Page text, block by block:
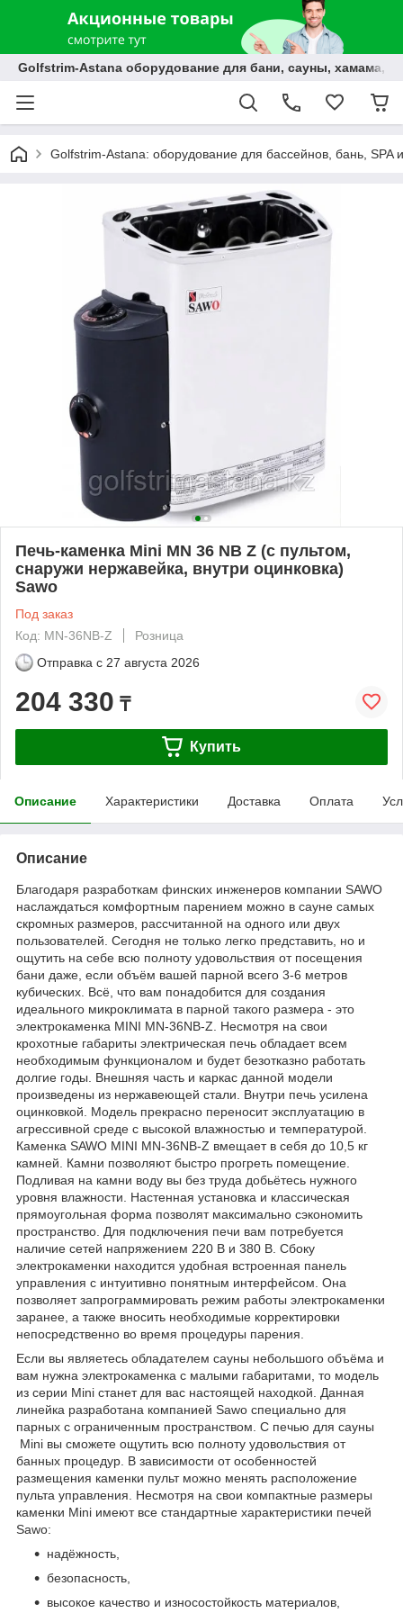
Golfstrim-Astana оборудование для бани, сауны, хамама,
Golfstrim-Astana: оборудование для бассейнов, бань, SPA
Печь-каменка Mini MN 36 NB Z (с пультом,
снаружи нержавейка, внутри оцинковка)
Sawo
Под заказ
Код: MN-36NB-Z
Розница
Отправка с 27 августа 2026
204 330 ₸
Купить
Описание Характеристики Доставка Оплата
Описание
Благодаря разработкам финских инженеров компании SAWO
наслаждаться комфортным парением можно в сауне самых
скромных размеров, рассчитанной на одного или двух
пользователей. Сегодня не только легко представить, но и
ощутить на себе всю полноту удовольствия от посещения
бани даже, если объём вашей парной всего 3-6 метров
кубических. Всё, что вам понадобится для создания
идеального микроклимата в парной такого размера - это
электрокаменка MINI MN-36NB-Z. Несмотря на свои
крохотные габариты электрическая печь обладает всем
необходимым функционалом и будет безотказно работать
долгие годы. Внешняя часть и каркас данной модели
произведены из нержавеющей стали. Внутри печь усилена
оцинковкой. Модель прекрасно переносит эксплуатацию в
агрессивной среде с высокой влажностью и температурой.
Каменка SAWO MINI MN-36NB-Z вмещает в себя до 10,5 кг
камней. Камни позволяют быстро прогреть помещение.
Подливая на камни воду вы без труда добьётесь нужного
уровня влажности. Настенная установка и классическая
прямоугольная форма позволят максимально сэкономить
пространство. Для подключения печи вам потребуется
наличие сетей напряжением 220 В и 380 В. Сбоку
электрокаменки находится удобная встроенная панель
управления с интуитивно понятным интерфейсом. Она
позволяет запрограммировать режим работы электрокаменки
заранее, а также вносить необходимые корректировки
непосредственно во время процедуры парения.
Если вы являетесь обладателем сауны небольшого объёма и
вам нужна электрокаменка с малыми габаритами, то модель
из серии Mini станет для вас настоящей находкой. Данная
линейка разработана компанией Sawo специально для
парных с ограниченным пространством. С печью для сауны
Mini вы сможете ощутить всю полноту удовольствия от
банных процедур. В зависимости от особенностей
размещения каменки пульт можно менять расположение
пульта управления. Несмотря на свои компактные размеры
каменки Mini имеют все стандартные характеристики печей
Sawo:
надёжность,
безопасность,
высокое качество и износостойкость материалов,